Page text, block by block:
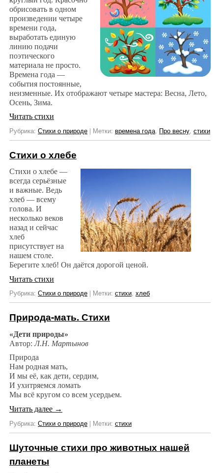
обрисовать в одном
произведении четыре
времени года,
выработать единую
линию подачи
поэтического
материала не просто.
Времена года —
события постоянные,
неизменные. Их отображают четыре мастера: Весна, Лето,
Осень, Зима.
Читать стихи
Рубрика: Стихи о природе | Метки: времена года, Про весну, стихи
Стихи о хлебе
Стихи о хлебe —
всегда серьёзные
и важные. Ведь
хлеб — всему
голова. И
несколько веков
назад и сейчас
хлеб
присутствует на
нашем столе.
Берегите хлеб! Он даётся дорогой ценой.
Читать стихи
Рубрика: Стихи о природе | Метки: стихи, хлеб
Природа-мать. Стихи
«Дети природы»
Автор:Л.Н. Мартынов
Природа
Нам родная мать,
И мы её, как дети, сердим,
И ухитряемся ломать
Мы всё кругом со всем усердьем.
Читать далее →
Рубрика: Стихи о природе | Метки: стихи
Шуточные стихи про животных нашей
планеты